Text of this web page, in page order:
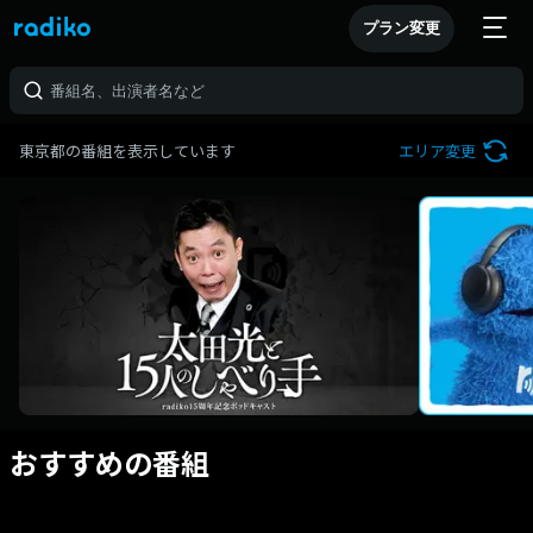
プラン変更
東京都の番組を表示しています エリア変更
おすすめの番組